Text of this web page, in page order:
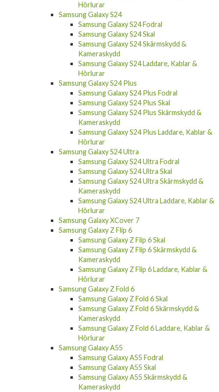
Hörlurar
Samsung Galaxy S24
Samsung Galaxy S24 Fodral
Samsung Galaxy S24 Skal
Samsung Galaxy S24 Skärmskydd &
Kameraskydd
Samsung Galaxy S24 Laddare, Kablar &
Hörlurar
Samsung Galaxy S24 Plus
Samsung Galaxy S24 Plus Fodral
Samsung Galaxy S24 Plus Skal
Samsung Galaxy S24 Plus Skärmskydd &
Kameraskydd
Samsung Galaxy S24 Plus Laddare, Kablar &
Hörlurar
Samsung Galaxy S24 Ultra
Samsung Galaxy S24 Ultra Fodral
Samsung Galaxy S24 Ultra Skal
Samsung Galaxy S24 Ultra Skärmskydd &
Kameraskydd
Samsung Galaxy S24 Ultra Laddare, Kablar &
Hörlurar
Samsung Galaxy XCover 7
Samsung Galaxy Z Flip 6
Samsung Galaxy Z Flip 6 Skal
Samsung Galaxy Z Flip 6 Skärmskydd &
Kameraskydd
Samsung Galaxy Z Flip 6 Laddare, Kablar &
Hörlurar
Samsung Galaxy Z Fold 6
Samsung Galaxy Z Fold 6 Skal
Samsung Galaxy Z Fold 6 Skärmskydd &
Kameraskydd
Samsung Galaxy Z Fold 6 Laddare, Kablar &
Hörlurar
Samsung Galaxy A55
Samsung Galaxy A55 Fodral
Samsung Galaxy A55 Skal
Samsung Galaxy A55 Skärmskydd &
Kameraskydd